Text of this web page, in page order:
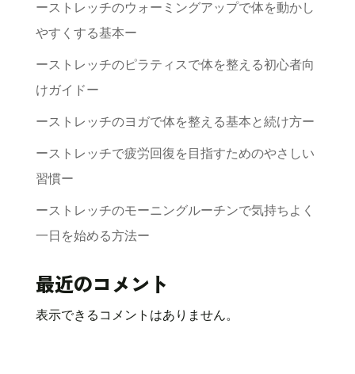
ーストレッチのウォーミングアップで体を動かし
やすくする基本ー
ーストレッチのピラティスで体を整える初心者向
けガイドー
ーストレッチのヨガで体を整える基本と続け方ー
ーストレッチで疲労回復を目指すためのやさしい
習慣ー
ーストレッチのモーニングルーチンで気持ちよく
一日を始める方法ー
最近のコメント
表示できるコメントはありません。